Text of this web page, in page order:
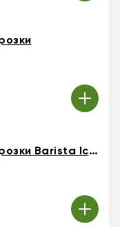
Форма для заморозки Barista Ice Tray